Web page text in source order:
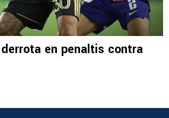
en penaltis contra